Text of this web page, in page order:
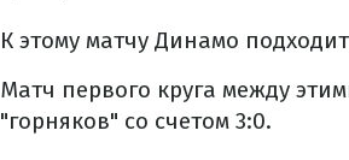
К этому матчу Динамо
Матч первого круга между
"горняков" со счетом 3:0.